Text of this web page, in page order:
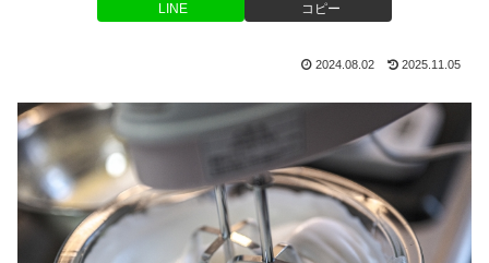
LINE コピー
2024.08.02 2025.11.05